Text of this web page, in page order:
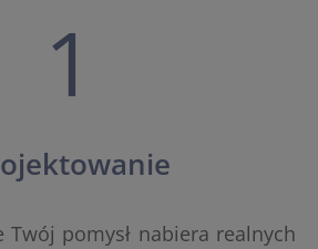
1
pomysł nabiera realnych